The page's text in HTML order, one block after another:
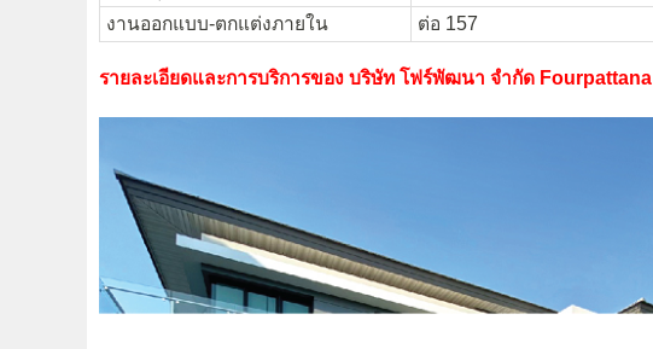
งานออกแบบ-ตกแต่งภายใน
ต่อ 157
รายละเอียดและการบริการของ บริษัท โฟร์พัฒนา จำกัด Fourpattana